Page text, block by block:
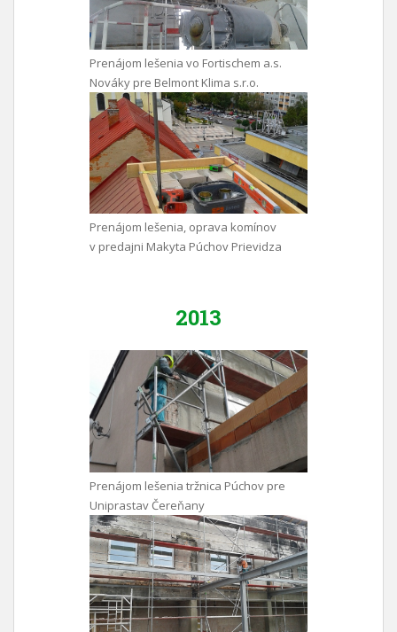
Prenájom lešenia vo Fortischem a.s.
Nováky pre Belmont Klima s.r.o.
Prenájom lešenia, oprava komínov
v predajni Makyta Púchov Prievidza
2013
Prenájom lešenia tržnica Púchov pre
Uniprastav Čereňany